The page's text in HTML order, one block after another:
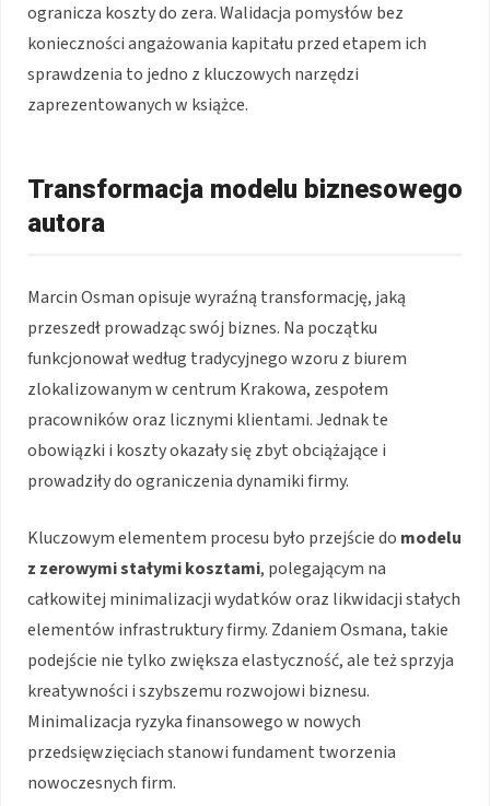
ogranicza koszty do zera. Walidacja pomysłów bez
konieczności angażowania kapitału przed etapem ich
sprawdzenia to jedno z kluczowych narzędzi
zaprezentowanych w książce.
Transformacja modelu biznesowego
autora
Marcin Osman opisuje wyraźną transformację, jaką
przeszedł prowadząc swój biznes. Na początku
funkcjonował według tradycyjnego wzoru z biurem
zlokalizowanym w centrum Krakowa, zespołem
pracowników oraz licznymi klientami. Jednak te
obowiązki i koszty okazały się zbyt obciążające i
prowadziły do ograniczenia dynamiki firmy.
Kluczowym elementem procesu było przejście do modelu
z zerowymi stałymi kosztami, polegającym na
całkowitej minimalizacji wydatków oraz likwidacji stałych
elementów infrastruktury firmy. Zdaniem Osmana, takie
podejście nie tylko zwiększa elastyczność, ale też sprzyja
kreatywności i szybszemu rozwojowi biznesu.
Minimalizacja ryzyka finansowego w nowych
przedsięwzięciach stanowi fundament tworzenia
nowoczesnych firm.